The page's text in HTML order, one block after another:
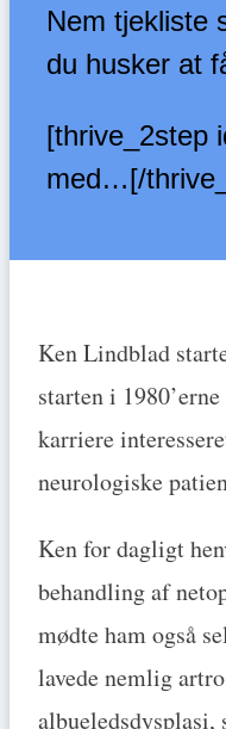
Nem tjekliste
du husker at
[thrive_2step
med…[/
Ken Lindblad
starten i
karriere
neurologiske
Ken for dagligt
behandling af
mødte ham også
lavede nemlig